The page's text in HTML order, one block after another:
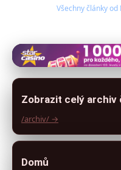
Všechny články
Zobrazit celý archiv
/archiv/ →
Domů